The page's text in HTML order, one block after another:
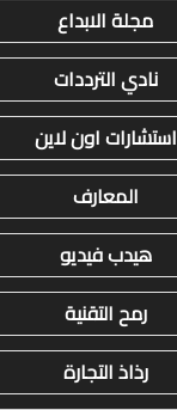
مجلة الابداع
نادي الترددات
استشارات اون لاين
المعارف
هيدب فيديو
رمح التقنية
رذاذ التجارة